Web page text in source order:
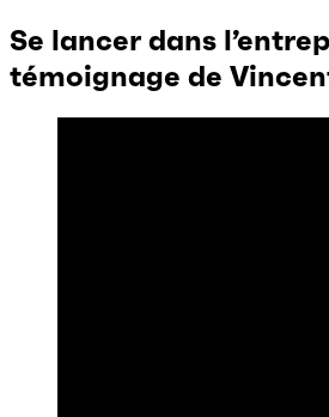
Se lancer dans
témoignage de